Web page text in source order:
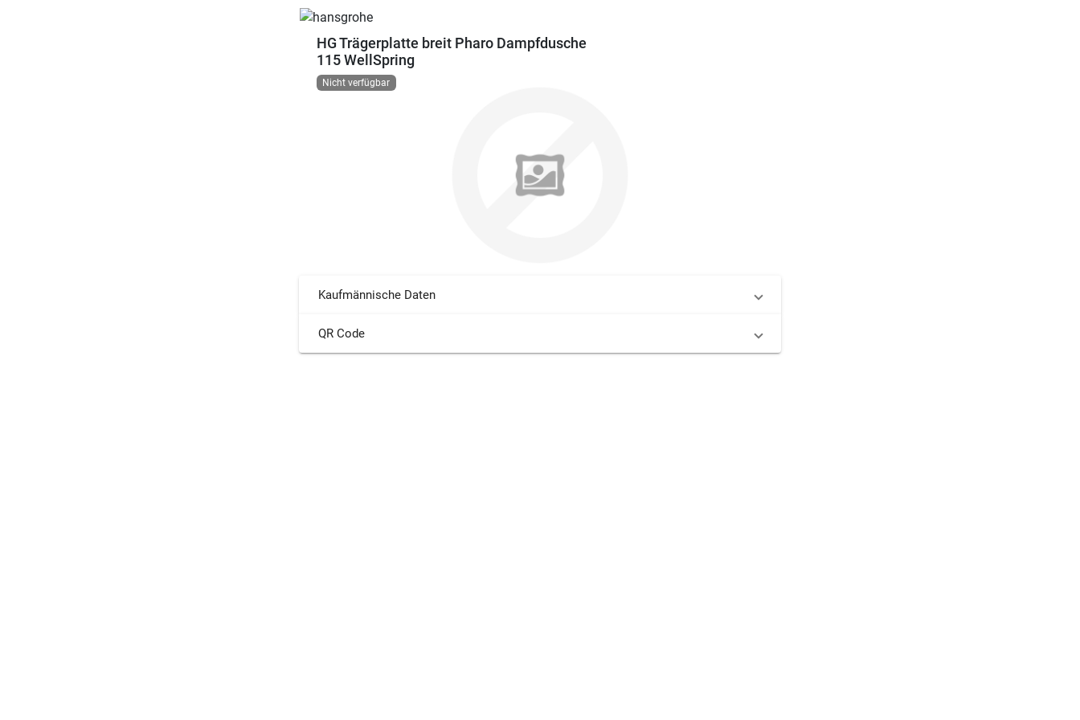
HG Trägerplatte breit Pharo Dampfdusche
115 WellSpring
Nicht verfügbar
Kaufmännische Daten
QR Code